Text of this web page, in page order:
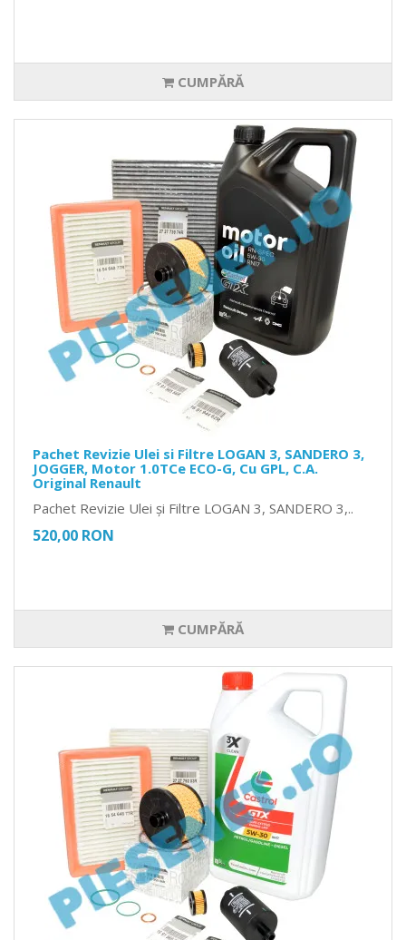
CUMPĂRĂ
Pachet Revizie Ulei si Filtre LOGAN 3, SANDERO 3,
JOGGER, Motor 1.0TCe ECO-G, Cu GPL, C.A.
Original Renault
Pachet Revizie Ulei și Filtre LOGAN 3, SANDERO 3,..
520,00 RON
CUMPĂRĂ